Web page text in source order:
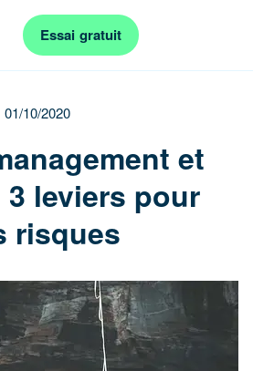
Essai gratuit
10/2020
et
3 leviers pour
risques